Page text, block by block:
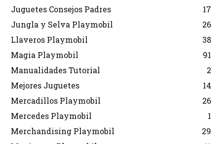
Juguetes Consejos Padres
17
Jungla y Selva Playmobil
26
Llaveros Playmobil
38
Magia Playmobil
91
Manualidades Tutorial
2
Mejores Juguetes
14
Mercadillos Playmobil
26
Mercedes Playmobil
1
Merchandising Playmobil
29